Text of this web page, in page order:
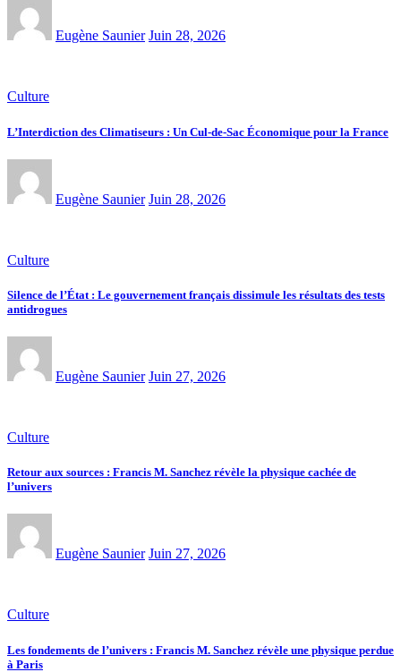
Eugène Saunier Juin 28, 2026
Culture
L’Interdiction des Climatiseurs : Un Cul-de-Sac Économique pour la France
Eugène Saunier Juin 28, 2026
Culture
Silence de l’État : Le gouvernement français dissimule les résultats des tests
antidrogues
Eugène Saunier Juin 27, 2026
Culture
Retour aux sources : Francis M. Sanchez révèle la physique cachée de
l’univers
Eugène Saunier Juin 27, 2026
Culture
Les fondements de l’univers : Francis M. Sanchez révèle une physique perdue
à Paris